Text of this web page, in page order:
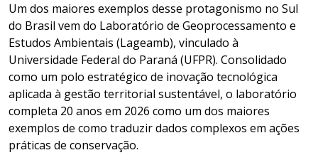
Um dos maiores exemplos desse protagonismo no Sul
do Brasil vem do Laboratório de Geoprocessamento e
Estudos Ambientais (Lageamb), vinculado à
Universidade Federal do Paraná (UFPR). Consolidado
como um polo estratégico de inovação tecnológica
aplicada à gestão territorial sustentável, o laboratório
completa 20 anos em 2026 como um dos maiores
exemplos de como traduzir dados complexos em ações
práticas de conservação.